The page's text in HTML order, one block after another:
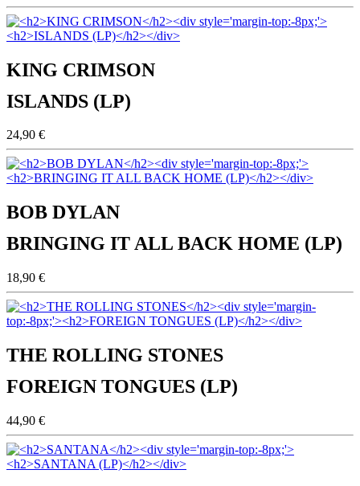
KING CRIMSON
ISLANDS (LP)
24,90 €
BOB DYLAN
BRINGING IT ALL BACK HOME (LP)
18,90 €
THE ROLLING STONES
FOREIGN TONGUES (LP)
44,90 €